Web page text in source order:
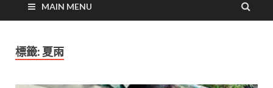
MAIN MENU
標籤: 夏雨